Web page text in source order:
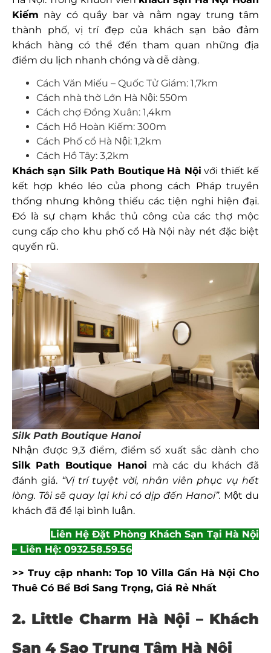
Kiếm này có quầy bar và nằm ngay trung tâm
thành phố, vị trí đẹp của khách sạn bảo đảm
khách hàng có thể đến tham quan những địa
điểm du lịch nhanh chóng và dễ dàng.
Cách Văn Miếu – Quốc Tử Giám: 1,7km
Cách nhà thờ Lớn Hà Nội: 550m
Cách chợ Đồng Xuân: 1,4km
Cách Hồ Hoàn Kiếm: 300m
Cách Phố cổ Hà Nội: 1,2km
Cách Hồ Tây: 3,2km
Khách sạn Silk Path Boutique Hà Nội với thiết kế
kết hợp khéo léo của phong cách Pháp truyền
thống nhưng không thiếu các tiện nghi hiện đại.
Đó là sự chạm khắc thủ công của các thợ mộc
cung cấp cho khu phố cổ Hà Nội này nét đặc biệt
quyến rũ.
Silk Path Boutique Hanoi
Nhận được 9,3 điểm, điểm số xuất sắc dành cho
Silk Path Boutique Hanoi mà các du khách đã
đánh giá. “Vị trí tuyệt vời, nhân viên phục vụ hết
lòng. Tôi sẽ quay lại khi có dịp đến Hanoi”. Một du
khách đã để lại bình luận.
Liên Hệ Đặt Phòng Khách Sạn Tại Hà Nội
– Liên Hệ: 0932.58.59.56
>> Truy cập nhanh: Top 10 Villa Gần Hà Nội Cho
Thuê Có Bể Bơi Sang Trọng, Giá Rẻ Nhất
2. Little Charm Hà Nội – Khách
Sạn 4 Sao Trung Tâm Hà Nội